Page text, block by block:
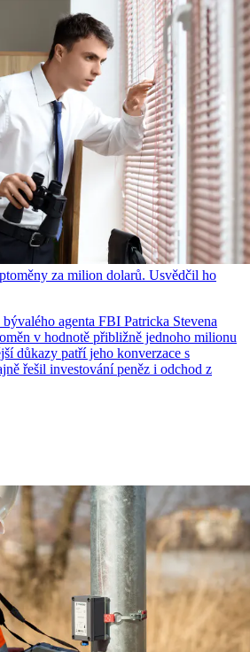
za milion dolarů. Usvědčil ho
agenta FBI Patricka Stevena
v hodnotě přibližně jednoho milionu
důkazy patří jeho konverzace s
řešil investování peněz i odchod z